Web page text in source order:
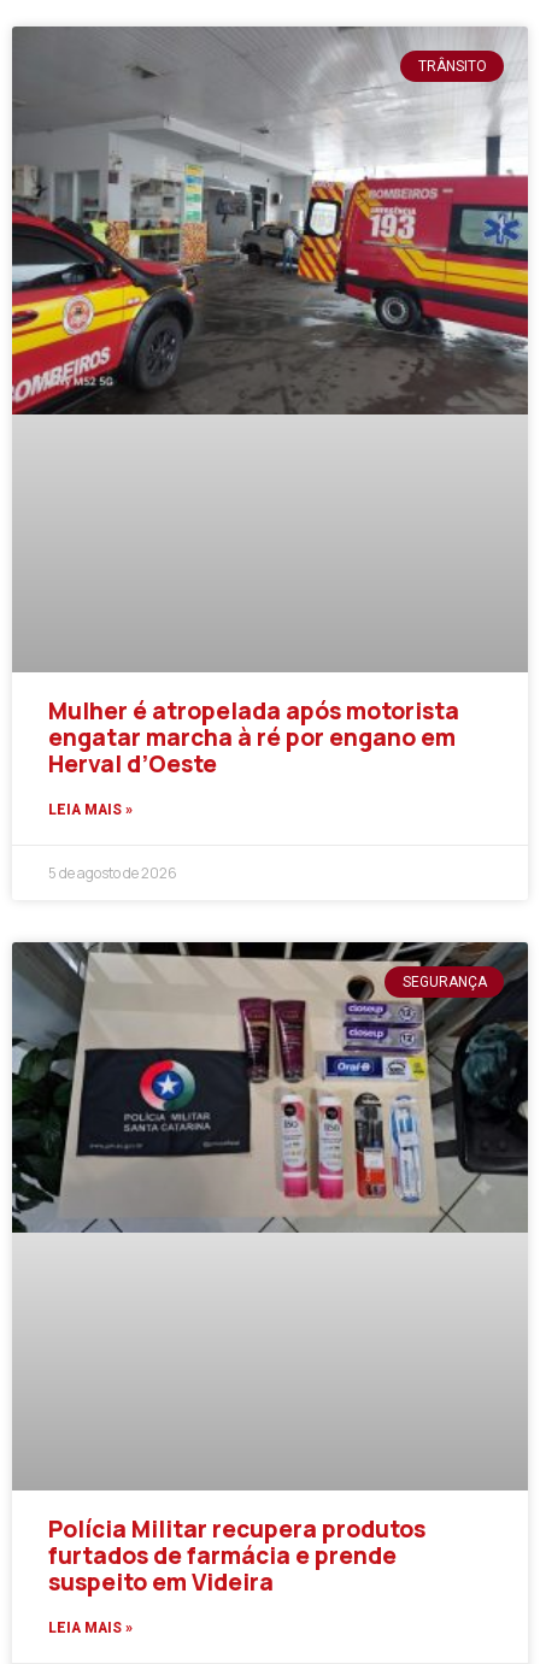
TRÂNSITO
Mulher é atropelada após motorista
engatar marcha à ré por engano em
Herval d’Oeste
LEIA MAIS »
5 de agosto de 2026
SEGURANÇA
Polícia Militar recupera produtos
furtados de farmácia e prende
suspeito em Videira
LEIA MAIS »